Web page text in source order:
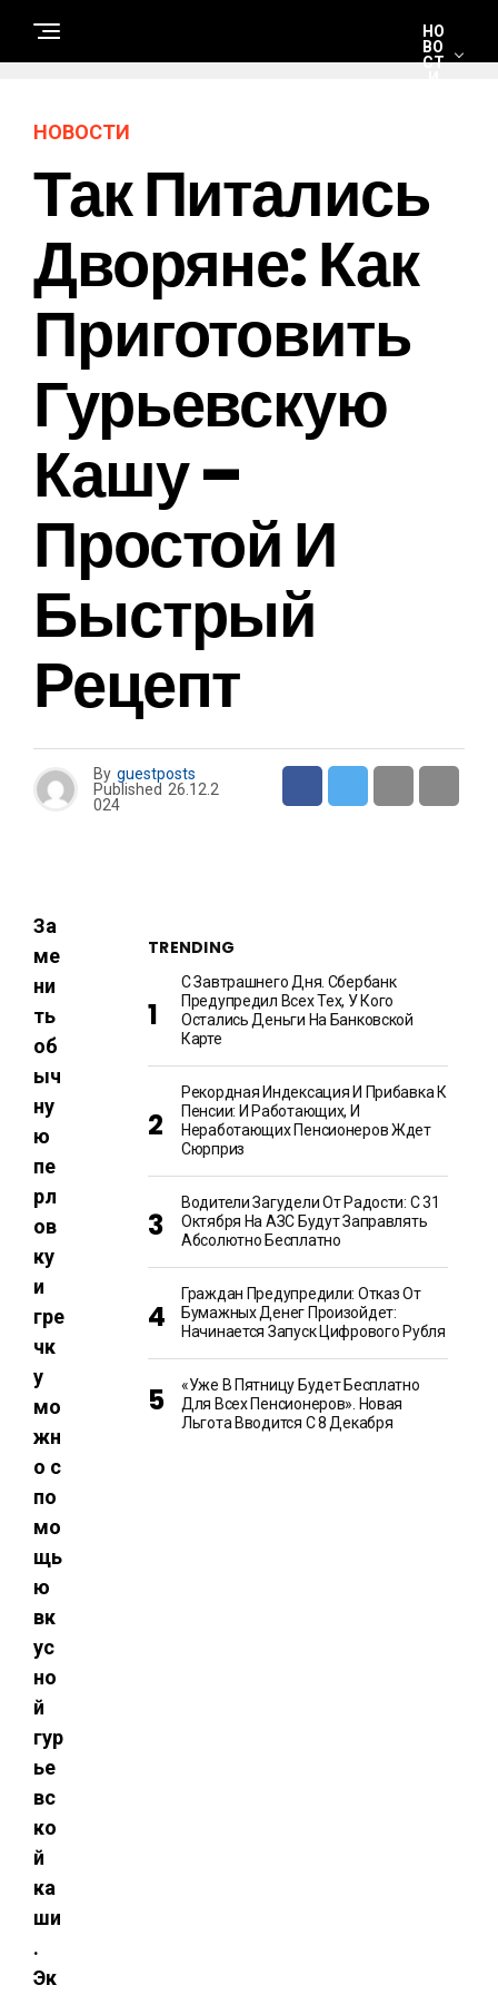
НО
ВО
СТ
НОВОСТИ
Так Питались
Дворяне: Как
Приготовить
Гурьевскую
Кашу –
Простой И
Быстрый
Рецепт
By guestposts
Published 26.12.2
024
За
ме
ни
ть
об
ыч
ну
ю
пе
рл
ов
ку
и
гре
чк
у
мо
жн
о с
по
мо
щь
ю
вк
ус
но
й
гур
ье
вс
ко
й
ка
ши
.
Эк
TRENDING
С Завтрашнего Дня. Сбербанк
Предупредил Всех Тех, У Кого
Остались Деньги На Банковской
Карте
Рекордная Индексация И Прибавка К
Пенсии: И Работающих, И
Неработающих Пенсионеров Ждет
Сюрприз
Водители Загудели От Радости: С 31
Октября На АЗС Будут Заправлять
Абсолютно Бесплатно
Граждан Предупредили: Отказ От
Бумажных Денег Произойдет:
Начинается Запуск Цифрового Рубля
«Уже В Пятницу Будет Бесплатно
Для Всех Пенсионеров». Новая
Льгота Вводится С 8 Декабря